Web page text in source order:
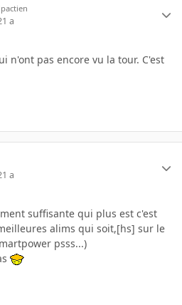
a
n'ont pas encore vu la tour. C'est
a
suffisante qui plus est c'est
alims qui soit,[hs] sur le
psss...)